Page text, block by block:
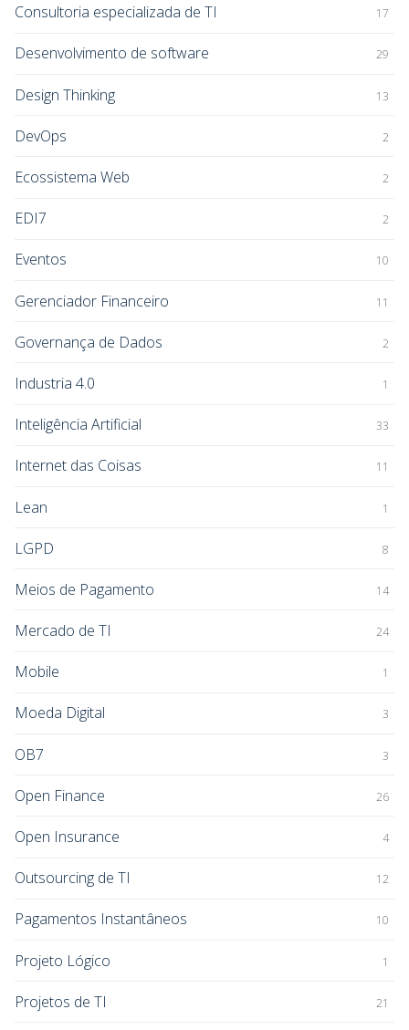
Consultoria especializada de TI 17
Desenvolvimento de software 29
Design Thinking 13
DevOps 2
Ecossistema Web 2
EDI7 2
Eventos 10
Gerenciador Financeiro 11
Governança de Dados 2
Industria 4.0 1
Inteligência Artificial 33
Internet das Coisas 11
Lean 1
LGPD 8
Meios de Pagamento 14
Mercado de TI 24
Mobile 1
Moeda Digital 3
OB7 3
Open Finance 26
Open Insurance 4
Outsourcing de TI 12
Pagamentos Instantâneos 10
Projeto Lógico 1
Projetos de TI 21